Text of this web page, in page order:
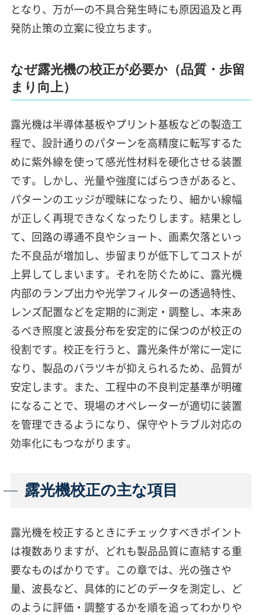
となり、万が一の不具合発生時にも原因追及と再
発防止策の立案に役立ちます。
なぜ露光機の校正が必要か（品質・歩留
まり向上）
露光機は半導体基板やプリント基板などの製造工
程で、設計通りのパターンを高精度に転写するた
めに紫外線を使って感光性材料を硬化させる装置
です。しかし、光量や強度にばらつきがあると、
パターンのエッジが曖昧になったり、細かい線幅
が正しく再現できなくなったりします。結果とし
て、回路の導通不良やショート、画素欠落といっ
た不良品が増加し、歩留まりが低下してコストが
上昇してしまいます。それを防ぐために、露光機
内部のランプ出力や光学フィルターの透過特性、
レンズ配置などを定期的に測定・調整し、本来あ
るべき照度と波長分布を安定的に保つのが校正の
役割です。校正を行うと、露光条件が常に一定に
なり、製品のバラツキが抑えられるため、品質が
安定します。また、工程中の不良判定基準が明確
になることで、現場のオペレーターが適切に装置
を管理できるようになり、保守やトラブル対応の
効率化にもつながります。
露光機校正の主な項目
露光機を校正するときにチェックすべきポイント
は複数ありますが、どれも製品品質に直結する重
要なものばかりです。この章では、光の強さや
量、波長など、具体的にどのデータを測定し、ど
のように評価・調整するかを順を追ってわかりや